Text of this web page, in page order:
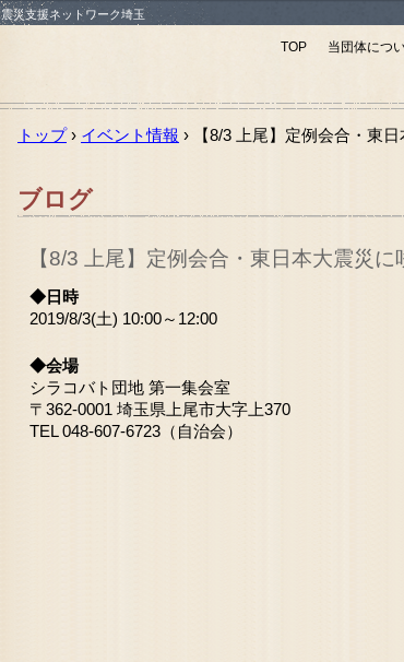
震災支援ネットワーク埼玉
TOP 当団体につ
トップ› イベント情報 › 【8/3 上尾】定例会合・東
ブログ
【8/3 上尾】定例会合・東日本大震災に
◆日時
2019/8/3(土) 10:00～12:00
◆会場
シラコバト団地 第一集会室
〒362-0001 埼玉県上尾市大字上370
TEL 048-607-6723（自治会）